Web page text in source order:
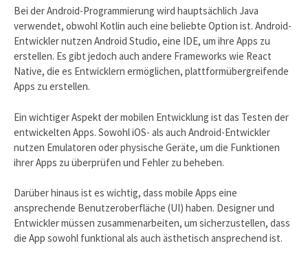
Bei der Android-Programmierung wird hauptsächlich Java
verwendet, obwohl Kotlin auch eine beliebte Option ist. Android-
Entwickler nutzen Android Studio, eine IDE, um ihre Apps zu
erstellen. Es gibt jedoch auch andere Frameworks wie React
Native, die es Entwicklern ermöglichen, plattformübergreifende
Apps zu erstellen.
Ein wichtiger Aspekt der mobilen Entwicklung ist das Testen der
entwickelten Apps. Sowohl iOS- als auch Android-Entwickler
nutzen Emulatoren oder physische Geräte, um die Funktionen
ihrer Apps zu überprüfen und Fehler zu beheben.
Darüber hinaus ist es wichtig, dass mobile Apps eine
ansprechende Benutzeroberfläche (UI) haben. Designer und
Entwickler müssen zusammenarbeiten, um sicherzustellen, dass
die App sowohl funktional als auch ästhetisch ansprechend ist.